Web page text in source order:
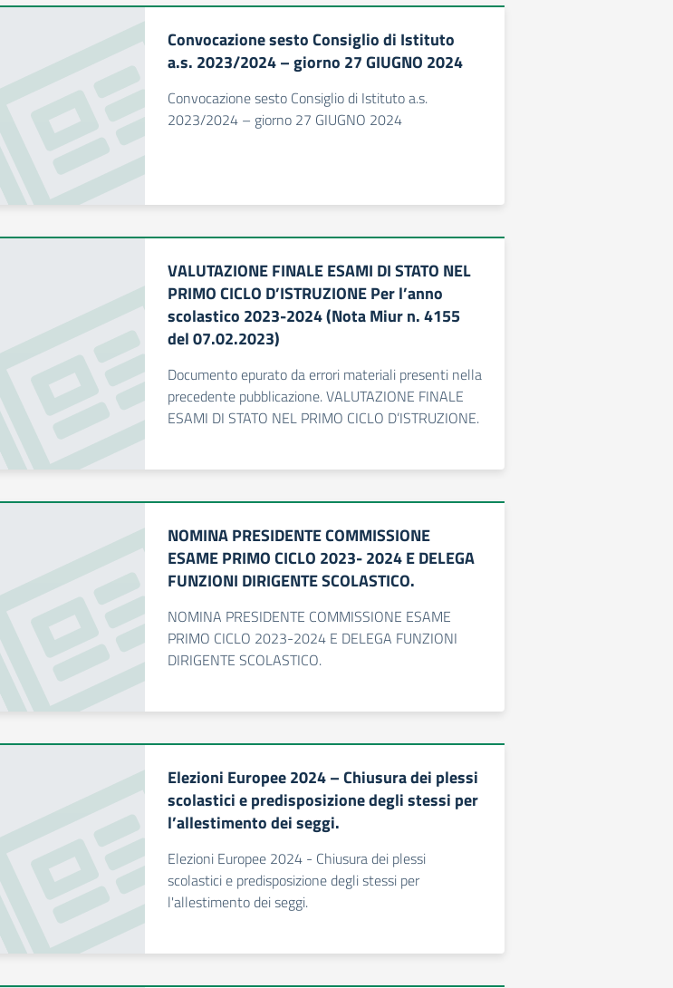
Convocazione sesto Consiglio di Istituto
a.s. 2023/2024 – giorno 27 GIUGNO 2024
Convocazione sesto Consiglio di Istituto a.s.
2023/2024 – giorno 27 GIUGNO 2024
VALUTAZIONE FINALE ESAMI DI STATO NEL
PRIMO CICLO D’ISTRUZIONE Per l’anno
scolastico 2023-2024 (Nota Miur n. 4155
del 07.02.2023)
Documento epurato da errori materiali presenti nella
precedente pubblicazione. VALUTAZIONE FINALE
ESAMI DI STATO NEL PRIMO CICLO D’ISTRUZIONE.
NOMINA PRESIDENTE COMMISSIONE
ESAME PRIMO CICLO 2023- 2024 E DELEGA
FUNZIONI DIRIGENTE SCOLASTICO.
NOMINA PRESIDENTE COMMISSIONE ESAME
PRIMO CICLO 2023-2024 E DELEGA FUNZIONI
DIRIGENTE SCOLASTICO.
Elezioni Europee 2024 – Chiusura dei plessi
scolastici e predisposizione degli stessi per
l’allestimento dei seggi.
Elezioni Europee 2024 - Chiusura dei plessi
scolastici e predisposizione degli stessi per
l'allestimento dei seggi.